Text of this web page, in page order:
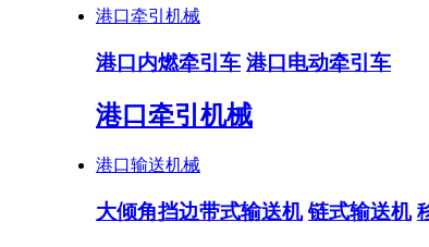
港口牵引机械
港口内燃牵引车 港口电动牵引车
港口牵引机械
港口输送机械
大倾角挡边带式输送机 链式输送机